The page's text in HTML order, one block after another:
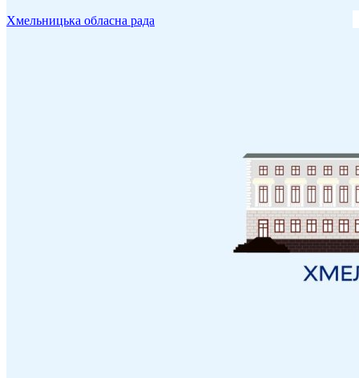
Хмельницька обласна рада